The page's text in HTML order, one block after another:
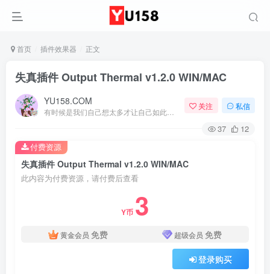
首页 插件效果器 正文
失真插件 Output Thermal v1.2.0 WIN/MAC
YU158.COM 关注 私信
37 12
失真插件 Output Thermal v1.2.0 WIN/MAC
此内容为付费资源，请付费后查看
Y币 3
黄金会员 免费 超级会员 免费
登录购买
付费资源